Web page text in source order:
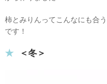
柿とみりんってこんなにも合
です！
＜冬＞